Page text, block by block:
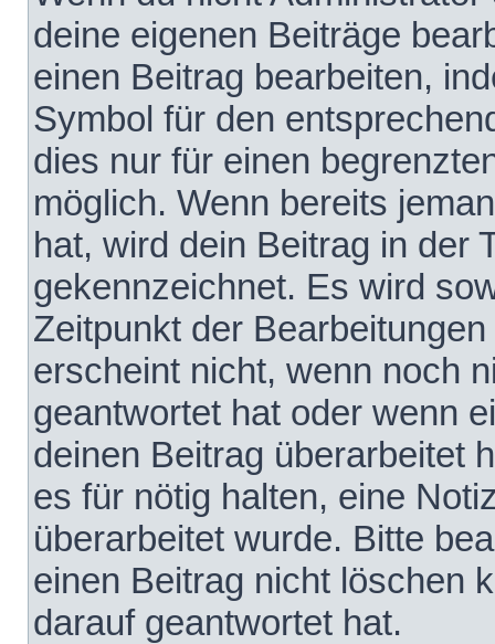
deine eigenen Beiträge
einen Beitrag bearbeiten,
Symbol für den
dies nur für einen
möglich. Wenn bereits
hat, wird dein Beitrag in der
gekennzeichnet. Es wird
Zeitpunkt der
erscheint nicht, wenn noch
geantwortet hat oder wenn
deinen Beitrag überarbeitet
es für nötig halten, eine
überarbeitet wurde. Bitte
einen Beitrag nicht löschen
darauf geantwortet hat.